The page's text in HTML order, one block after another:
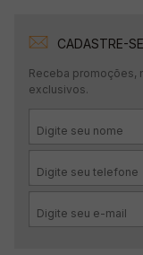
CADASTRE-SE
Receba promoções,
exclusivos.